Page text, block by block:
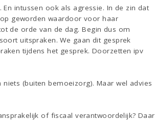
intussen ook als agressie. In de zin dat
geworden waardoor voor haar
de orde van de dag. Begin dus om
uitspraken. We gaan dit gesprek
tijdens het gesprek. Doorzetten ipv
(buiten bemoeizorg). Maar wel advies
of fiscaal verantwoordelijk? Daar